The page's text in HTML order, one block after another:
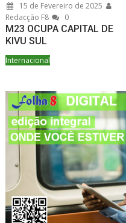
15 de Fevereiro de 2025
Redacção F8
0
M23 OCUPA CAPITAL DE
KIVU SUL
Internacional